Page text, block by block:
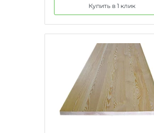
Купить в 1 клик